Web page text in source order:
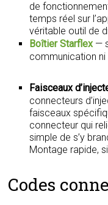
de
temps réel sur
véritable outil de
Boîtier Starflex—
communication
Faisceaux
connecteurs
faisceaux
connecteur qui
simple de s’y
Montage rapide,
Codes